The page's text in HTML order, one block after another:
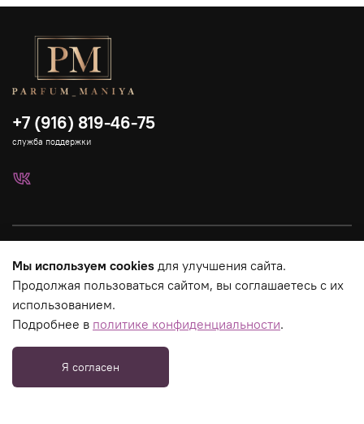
Страницы магазина
Юридическая информация
+7 (916) 819-46-75
служба поддержки
Мы используем cookies для улучшения сайта.
Продолжая пользоваться сайтом, вы соглашаетесь с их
использованием.
Подробнее в политике конфиденциальности.
Я согласен